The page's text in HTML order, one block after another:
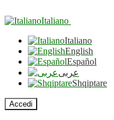
Italiano
Italiano
English
Español
عربى
Shqiptare
Accedi